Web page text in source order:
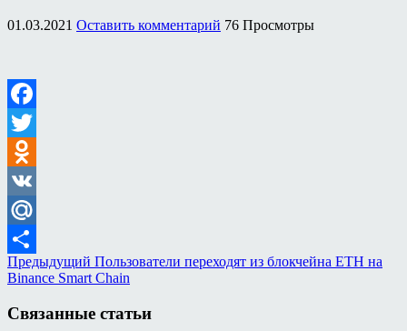
01.03.2021 Оставить комментарий 76 Просмотры
Facebook
Twitter
Odnoklassniki
VK
Mail.Ru
Отправить
Предыдущий Пользователи переходят из блокчейна ETH на
Binance Smart Chain
Связанные статьи